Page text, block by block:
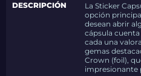
DESCRIPCIÓN
La Sticker
opción
desean abrir
cápsula
cada una
gemas
Crown (foil),
impresionante